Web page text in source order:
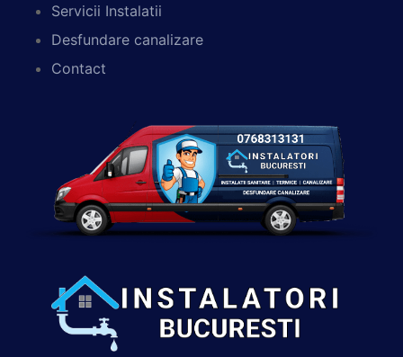
Servicii Instalatii
Desfundare canalizare
Contact